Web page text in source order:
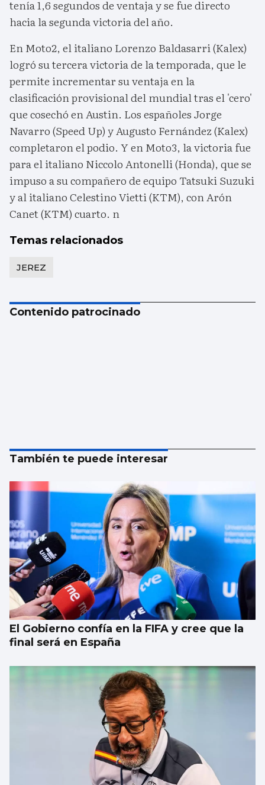
tenía 1,6 segundos de ventaja y se fue directo
hacia la segunda victoria del año.
En Moto2, el italiano Lorenzo Baldasarri (Kalex)
logró su tercera victoria de la temporada, que le
permite incrementar su ventaja en la
clasificación provisional del mundial tras el 'cero'
que cosechó en Austin. Los españoles Jorge
Navarro (Speed Up) y Augusto Fernández (Kalex)
completaron el podio. Y en Moto3, la victoria fue
para el italiano Niccolo Antonelli (Honda), que se
impuso a su compañero de equipo Tatsuki Suzuki
y al italiano Celestino Vietti (KTM), con Arón
Canet (KTM) cuarto. n
Temas relacionados
JEREZ
Contenido patrocinado
También te puede interesar
El Gobierno confía en la FIFA y cree que la
final será en España